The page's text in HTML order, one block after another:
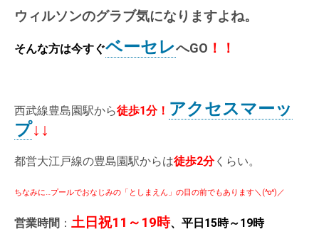
ウィルソンのグラブ気になりますよね。
そんな方は今すぐベーセレへGO ！！
西武線豊島園駅から徒歩1分！ アクセスマーッ
プ↓↓
都営大江戸線の豊島園駅からは徒歩2分くらい。
ちなみに…プールでおなじみの「としまえん」の目の前でもあります＼(^o^)／
営業時間 ： 土日祝11～19時、平日15時～19時